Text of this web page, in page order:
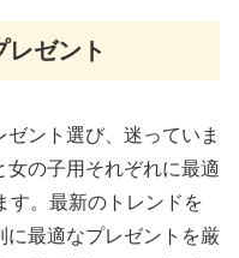
ゼント
ント選び、迷っていま
の子用それぞれに最適
す。最新のトレンドを
に最適なプレゼントを厳